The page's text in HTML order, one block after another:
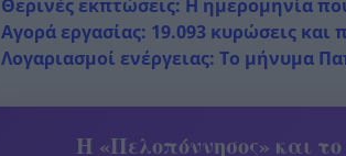
Θερινές εκπτώσεις: Η ημερομηνία
Αγορά εργασίας: 19.093 κυρώσεις και
Λογαριασμοί ενέργειας: Το μήνυμα
Η «Πελοπόννησος» και